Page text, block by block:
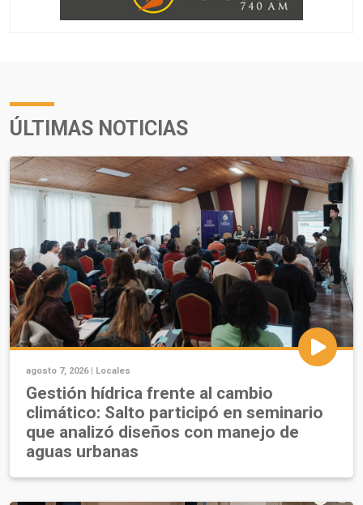
ÚLTIMAS NOTICIAS
agosto 7, 2026 | Locales
Gestión hídrica frente al cambio
climático: Salto participó en seminario
que analizó diseños con manejo de
aguas urbanas